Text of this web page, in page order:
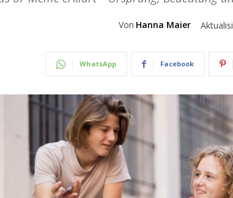
Von Hanna Maier
WhatsApp Facebook